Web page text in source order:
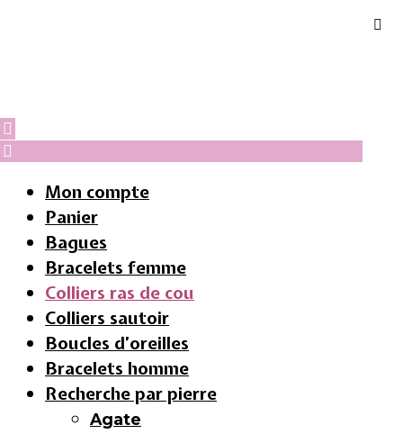
Mon compte
Panier
Bagues
Bracelets femme
Colliers ras de cou
Colliers sautoir
Boucles d’oreilles
Bracelets homme
Recherche par pierre
Agate